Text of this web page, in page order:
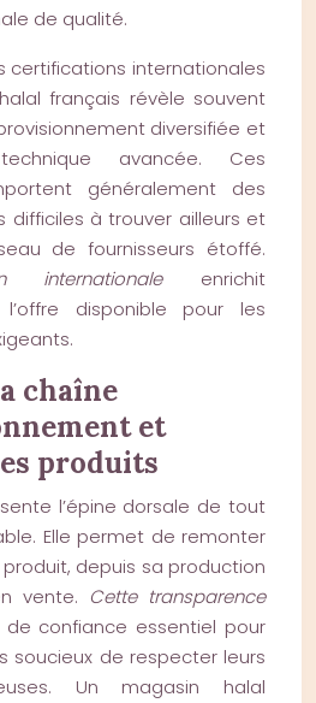
de qualité.
certifications internationales
français révèle souvent
diversifiée et
avancée. Ces
généralement des
difficiles à trouver ailleurs et
de fournisseurs étoffé.
internationale enrichit
l’offre disponible pour les
chaîne
et
produits
l’épine dorsale de tout
Elle permet de remonter
produit, depuis sa production
vente. Cette transparence
confiance essentiel pour
soucieux de respecter leurs
Un magasin halal